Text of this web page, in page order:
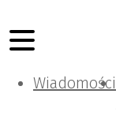
Wiadomości